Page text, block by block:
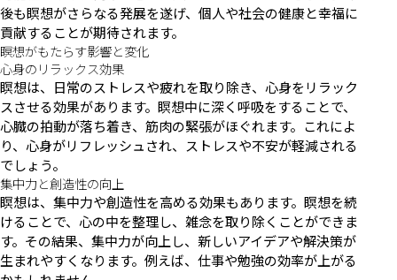
後も瞑想がさらなる発展を遂げ、個人や社会の健康と幸福に
貢献することが期待されます。
瞑想がもたらす影響と変化
心身のリラックス効果
瞑想は、日常のストレスや疲れを取り除き、心身をリラック
スさせる効果があります。瞑想中に深く呼吸をすることで、
心臓の拍動が落ち着き、筋肉の緊張がほぐれます。これによ
り、心身がリフレッシュされ、ストレスや不安が軽減される
でしょう。
集中力と創造性の向上
瞑想は、集中力や創造性を高める効果もあります。瞑想を続
けることで、心の中を整理し、雑念を取り除くことができま
す。その結果、集中力が向上し、新しいアイデアや解決策が
生まれやすくなります。例えば、仕事や勉強の効率が上がる